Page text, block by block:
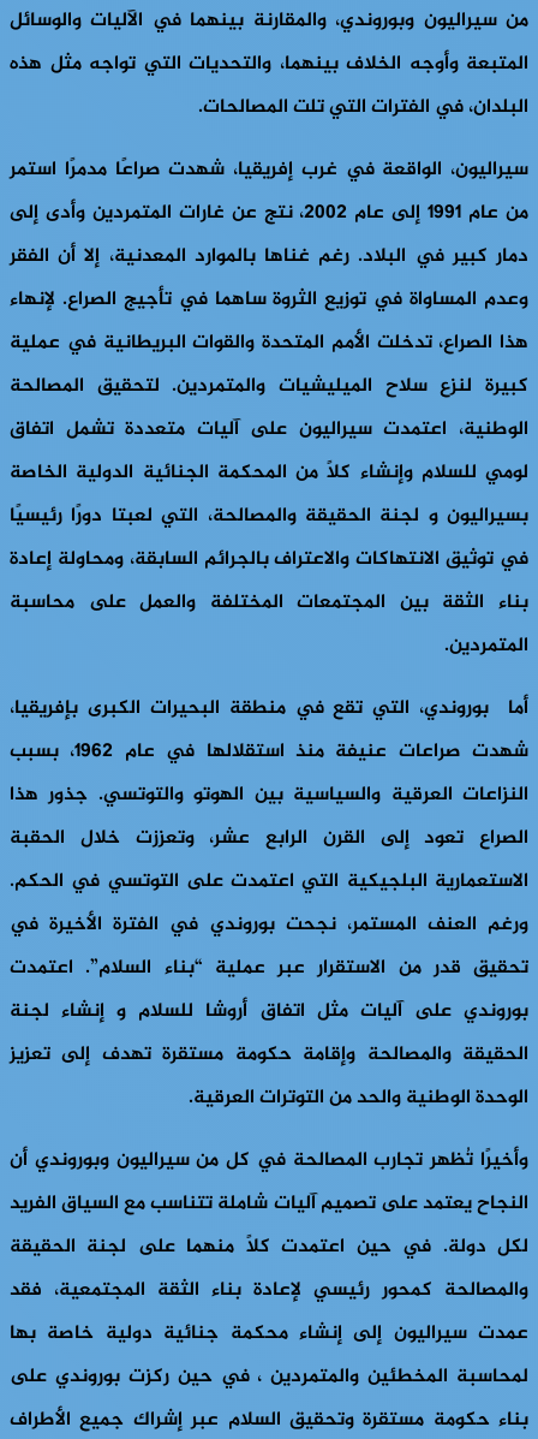
من سيراليون وبوروندي، والمقارنة بينهما في الآليات والوسائل
المتبعة وأوجه الخلاف بينهما، والتحديات التي تواجه مثل هذه
البلدان، في الفترات التي تلت المصالحات.
سيراليون، الواقعة في غرب إفريقيا، شهدت صراعًا مدمرًا استمر
من عام 1991 إلى عام 2002، نتج عن غارات المتمردين وأدى إلى
دمار كبير في البلاد. رغم غناها بالموارد المعدنية، إلا أن الفقر
وعدم المساواة في توزيع الثروة ساهما في تأجيج الصراع. لإنهاء
هذا الصراع، تدخلت الأمم المتحدة والقوات البريطانية في عملية
كبيرة لنزع سلاح الميليشيات والمتمردين. لتحقيق المصالحة
الوطنية، اعتمدت سيراليون على آليات متعددة تشمل اتفاق
لومي للسلام وإنشاء كلاً من المحكمة الجنائية الدولية الخاصة
بسيراليون و لجنة الحقيقة والمصالحة، التي لعبتا دورًا رئيسيًا
في توثيق الانتهاكات والاعتراف بالجرائم السابقة، ومحاولة إعادة
بناء الثقة بين المجتمعات المختلفة والعمل على محاسبة
المتمردين.
أما بوروندي، التي تقع في منطقة البحيرات الكبرى بإفريقيا،
شهدت صراعات عنيفة منذ استقلالها في عام 1962، بسبب
النزاعات العرقية والسياسية بين الهوتو والتوتسي. جذور هذا
الصراع تعود إلى القرن الرابع عشر، وتعززت خلال الحقبة
الاستعمارية البلجيكية التي اعتمدت على التوتسي في الحكم.
ورغم العنف المستمر، نجحت بوروندي في الفترة الأخيرة في
تحقيق قدر من الاستقرار عبر عملية “بناء السلام”. اعتمدت
بوروندي على آليات مثل اتفاق أروشا للسلام و إنشاء لجنة
الحقيقة والمصالحة وإقامة حكومة مستقرة تهدف إلى تعزيز
الوحدة الوطنية والحد من التوترات العرقية.
وأخيرًا تُظهر تجارب المصالحة في كل من سيراليون وبوروندي أن
النجاح يعتمد على تصميم آليات شاملة تتناسب مع السياق الفريد
لكل دولة. في حين اعتمدت كلاً منهما على لجنة الحقيقة
والمصالحة كمحور رئيسي لإعادة بناء الثقة المجتمعية، فقد
عمدت سيراليون إلى إنشاء محكمة جنائية دولية خاصة بها
لمحاسبة المخطئين والمتمردين ، في حين ركزت بوروندي على
بناء حكومة مستقرة وتحقيق السلام عبر إشراك جميع الأطراف